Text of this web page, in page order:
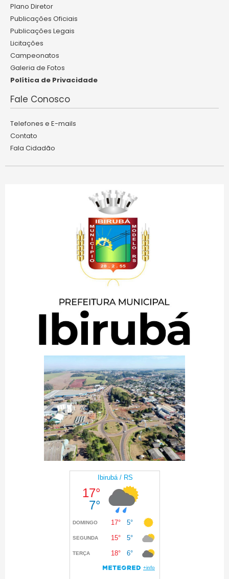
Plano Diretor
Publicações Oficiais
Publicações Legais
Licitações
Campeonatos
Galeria de Fotos
Política de Privacidade
Fale Conosco
Telefones e E-mails
Contato
Fala Cidadão